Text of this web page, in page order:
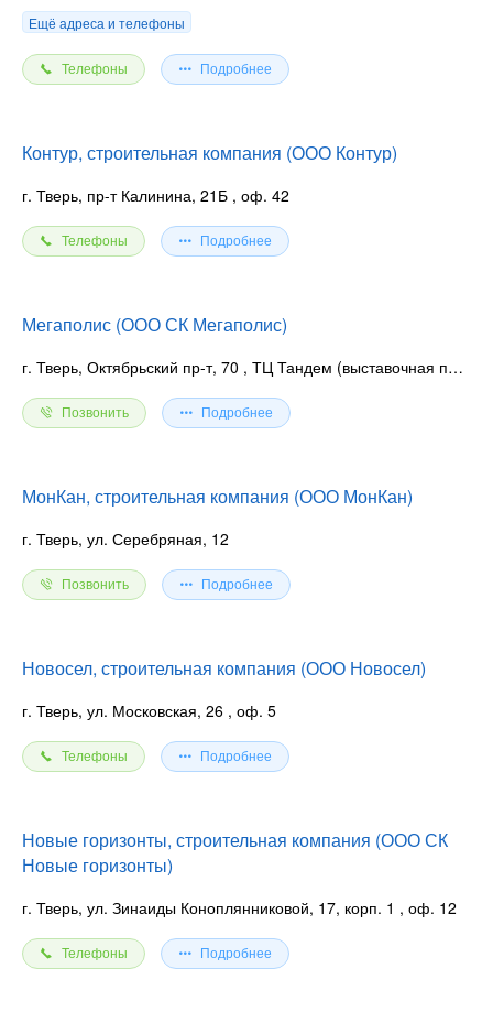
Ещё адреса и телефоны
Телефоны Подробнее
Контур, строительная компания (ООО Контур)
г. Тверь, пр-т Калинина, 21Б , оф. 42
Телефоны Подробнее
Мегаполис (ООО СК Мегаполис)
г. Тверь, Октябрьский пр-т, 70 , ТЦ Тандем (выставочная площадка)
Позвонить Подробнее
МонКан, строительная компания (ООО МонКан)
г. Тверь, ул. Серебряная, 12
Позвонить Подробнее
Новосел, строительная компания (ООО Новосел)
г. Тверь, ул. Московская, 26 , оф. 5
Телефоны Подробнее
Новые горизонты, строительная компания (ООО СК
Новые горизонты)
г. Тверь, ул. Зинаиды Коноплянниковой, 17, корп. 1 , оф. 12
Телефоны Подробнее